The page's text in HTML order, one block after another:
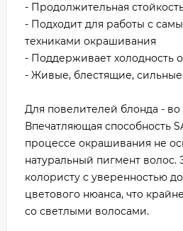
- Продолжительная
- Подходит для работы с
техниками окрашивания
- Поддерживает холодность
- Живые, блестящие,
Для повелителей блонда - во
Впечатляющая способность
процессе окрашивания не
натуральный пигмент волос.
колористу с уверенностью
цветового нюанса, что
со светлыми волосами.